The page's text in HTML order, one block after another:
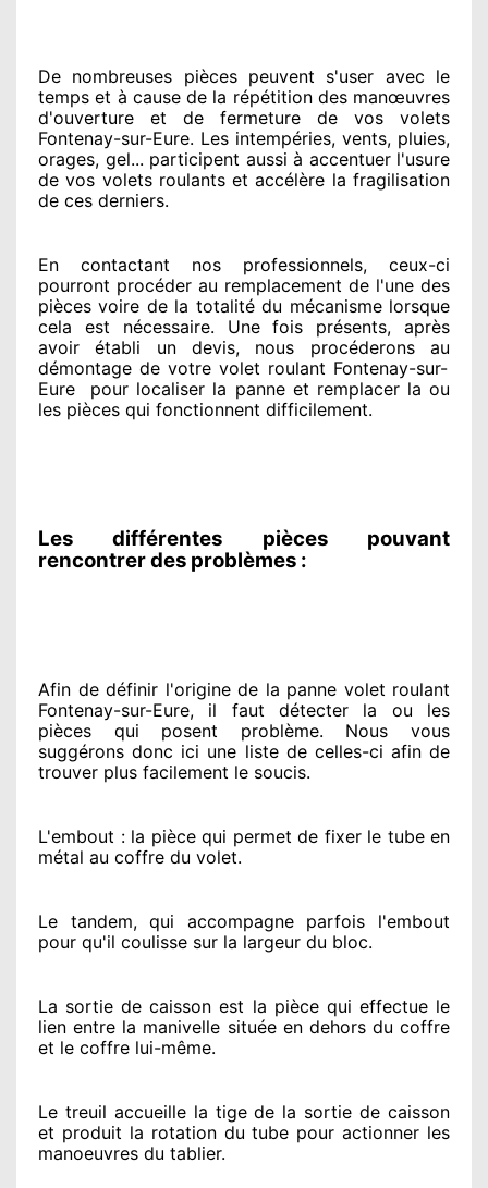
De nombreuses pièces peuvent s'user avec le
temps et à causede la répétition des manœuvres
d'ouverture et de fermeture de vos volets
Fontenay-sur-Eure. Les intempéries, vents, pluies,
orages, gel... participent aussi à accentuerl'usure
de vos volets roulants et accélère la fragilisation
de ces derniers.
En contactant nos professionnels, ceux-ci
pourront procéder au remplacement de l'une des
pièces voire de la totalitédu mécanisme lorsque
cela est nécessaire. Une fois présents, après
avoir établi un devis, nous procéderons au
démontage de votre volet roulant Fontenay-sur-
Eure
pour localiser la panne et remplacerla ou
les pièces qui fonctionnent difficilement.
Les différentes pièces pouvant
rencontrer des problèmes :
Afin de définir l'originede la panne volet roulant
Fontenay-sur-Eure, il faut détecter la ou les
pièces qui posent problème. Nous vous
suggérons donc ici une liste de celles-ci afin de
trouver plus facilement le soucis.
L'embout : la pièce qui permet de fixer le tube en
métal au coffre du volet.
Le tandem, qui accompagne parfois l'embout
pour qu'il coulisse sur la largeur du bloc.
La sortie de caisson est la pièce qui effectuele
lien entre la manivelle situéeen dehorsdu coffre
et le coffre lui-même.
Le treuil accueille la tige de la sortie de caisson
et produit la rotation du tube pour actionner les
manoeuvres du tablier.